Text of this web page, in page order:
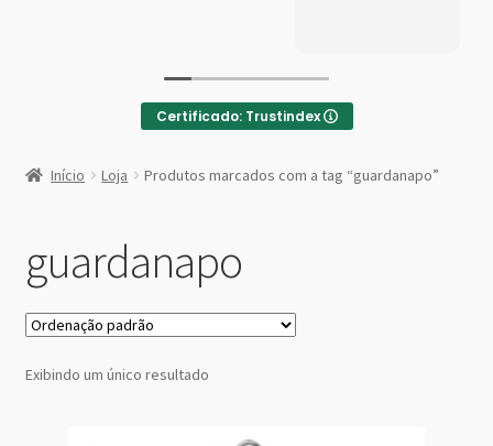
Parallax Shop
Big Sale
Fullscreen Fashion
Certificado: Trustindex
Porta
Guardanapo
Início Loja Produtos marcados com a tag “guardanapo”
guardanapo
Exibindo um único resultado